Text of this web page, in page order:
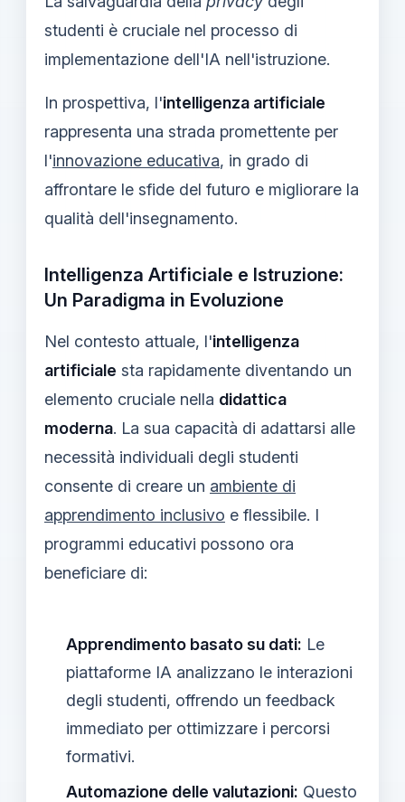
studenti è cruciale nel processo di
implementazione dell'IA nell'istruzione.
In prospettiva, l'intelligenza artificiale
rappresenta una strada promettente per
l'innovazione educativa, in grado di
affrontare le sfide del futuro e migliorare la
qualità dell'insegnamento.
Intelligenza Artificiale e Istruzione:
Un Paradigma in Evoluzione
Nel contesto attuale, l'intelligenza
artificiale sta rapidamente diventando un
elemento cruciale nella didattica
moderna. La sua capacità di adattarsi alle
necessità individuali degli studenti
consente di creare un ambiente di
apprendimento inclusivo e flessibile. I
programmi educativi possono ora
beneficiare di:
Apprendimento basato su dati: Le
piattaforme IA analizzano le interazioni
degli studenti, offrendo un feedback
immediato per ottimizzare i percorsi
formativi.
Automazione delle valutazioni: Questo